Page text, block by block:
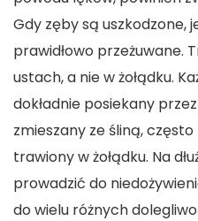
Gdy zęby są uszkodzone,
prawidłowo przeżuwane.
ustach, a nie w żołądku.
dokładnie posiekany
zmieszany ze śliną,
trawiony w żołądku. Na
prowadzić do
do wielu różnych